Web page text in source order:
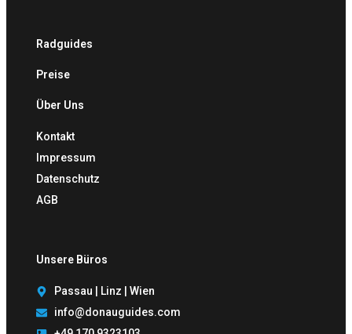
Radguides
Preise
Über Uns
Kontakt
Impressum
Datenschutz
AGB
Unsere Büros
Passau | Linz | Wien
info@donauguides.com